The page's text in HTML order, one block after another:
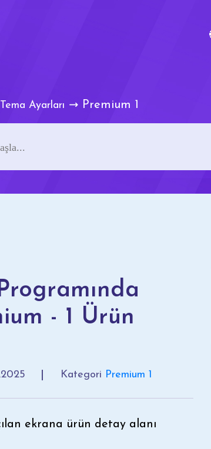
Tema Ayarları Premium 1
- 1 Ürün
Kategori Premium 1
ekrana ürün detay alanı